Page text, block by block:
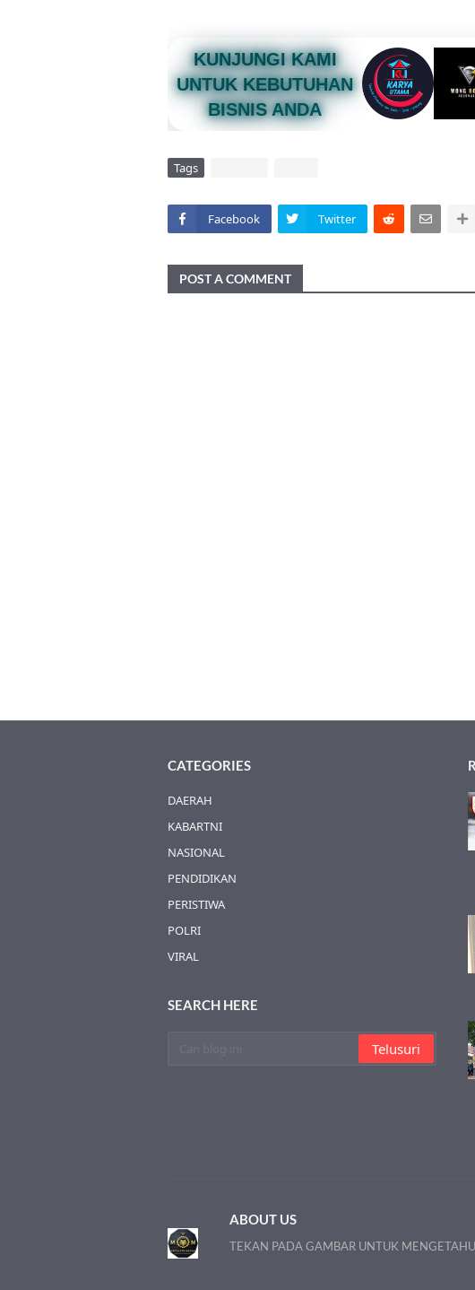
KUNJUNGI KAMI
UNTUK KEBUTUHAN
BISNIS ANDA
Tags
Facebook Twitter
POST A COMMENT
CATEGORIES
DAERAH
KABARTNI
NASIONAL
PENDIDIKAN
PERISTIWA
POLRI
VIRAL
SEARCH HERE
ABOUT US
TEKAN PADA GAMBAR UNTUK